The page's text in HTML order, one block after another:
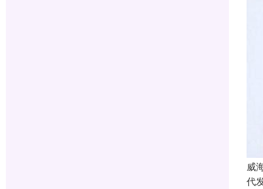
威
代